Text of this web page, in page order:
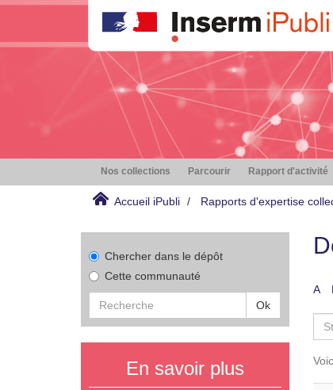
Nos collections Parcourir Rapport d'activité
Accueil iPubli Rapports d'expertise
Chercher dans le dépôt
Cette communauté
Ok
En savoir plus
A